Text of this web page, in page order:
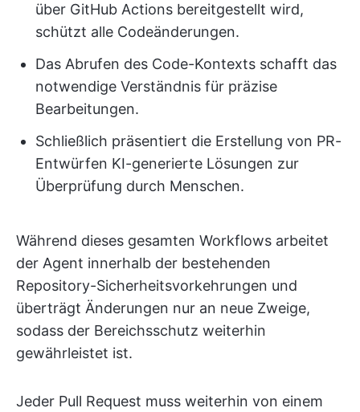
über GitHub Actions bereitgestellt wird,
schützt alle Codeänderungen.
Das Abrufen des Code-Kontexts schafft das
notwendige Verständnis für präzise
Bearbeitungen.
Schließlich präsentiert die Erstellung von PR-
Entwürfen KI-generierte Lösungen zur
Überprüfung durch Menschen.
Während dieses gesamten Workflows arbeitet
der Agent innerhalb der bestehenden
Repository-Sicherheitsvorkehrungen und
überträgt Änderungen nur an neue Zweige,
sodass der Bereichsschutz weiterhin
gewährleistet ist.
Jeder Pull Request muss weiterhin von einem